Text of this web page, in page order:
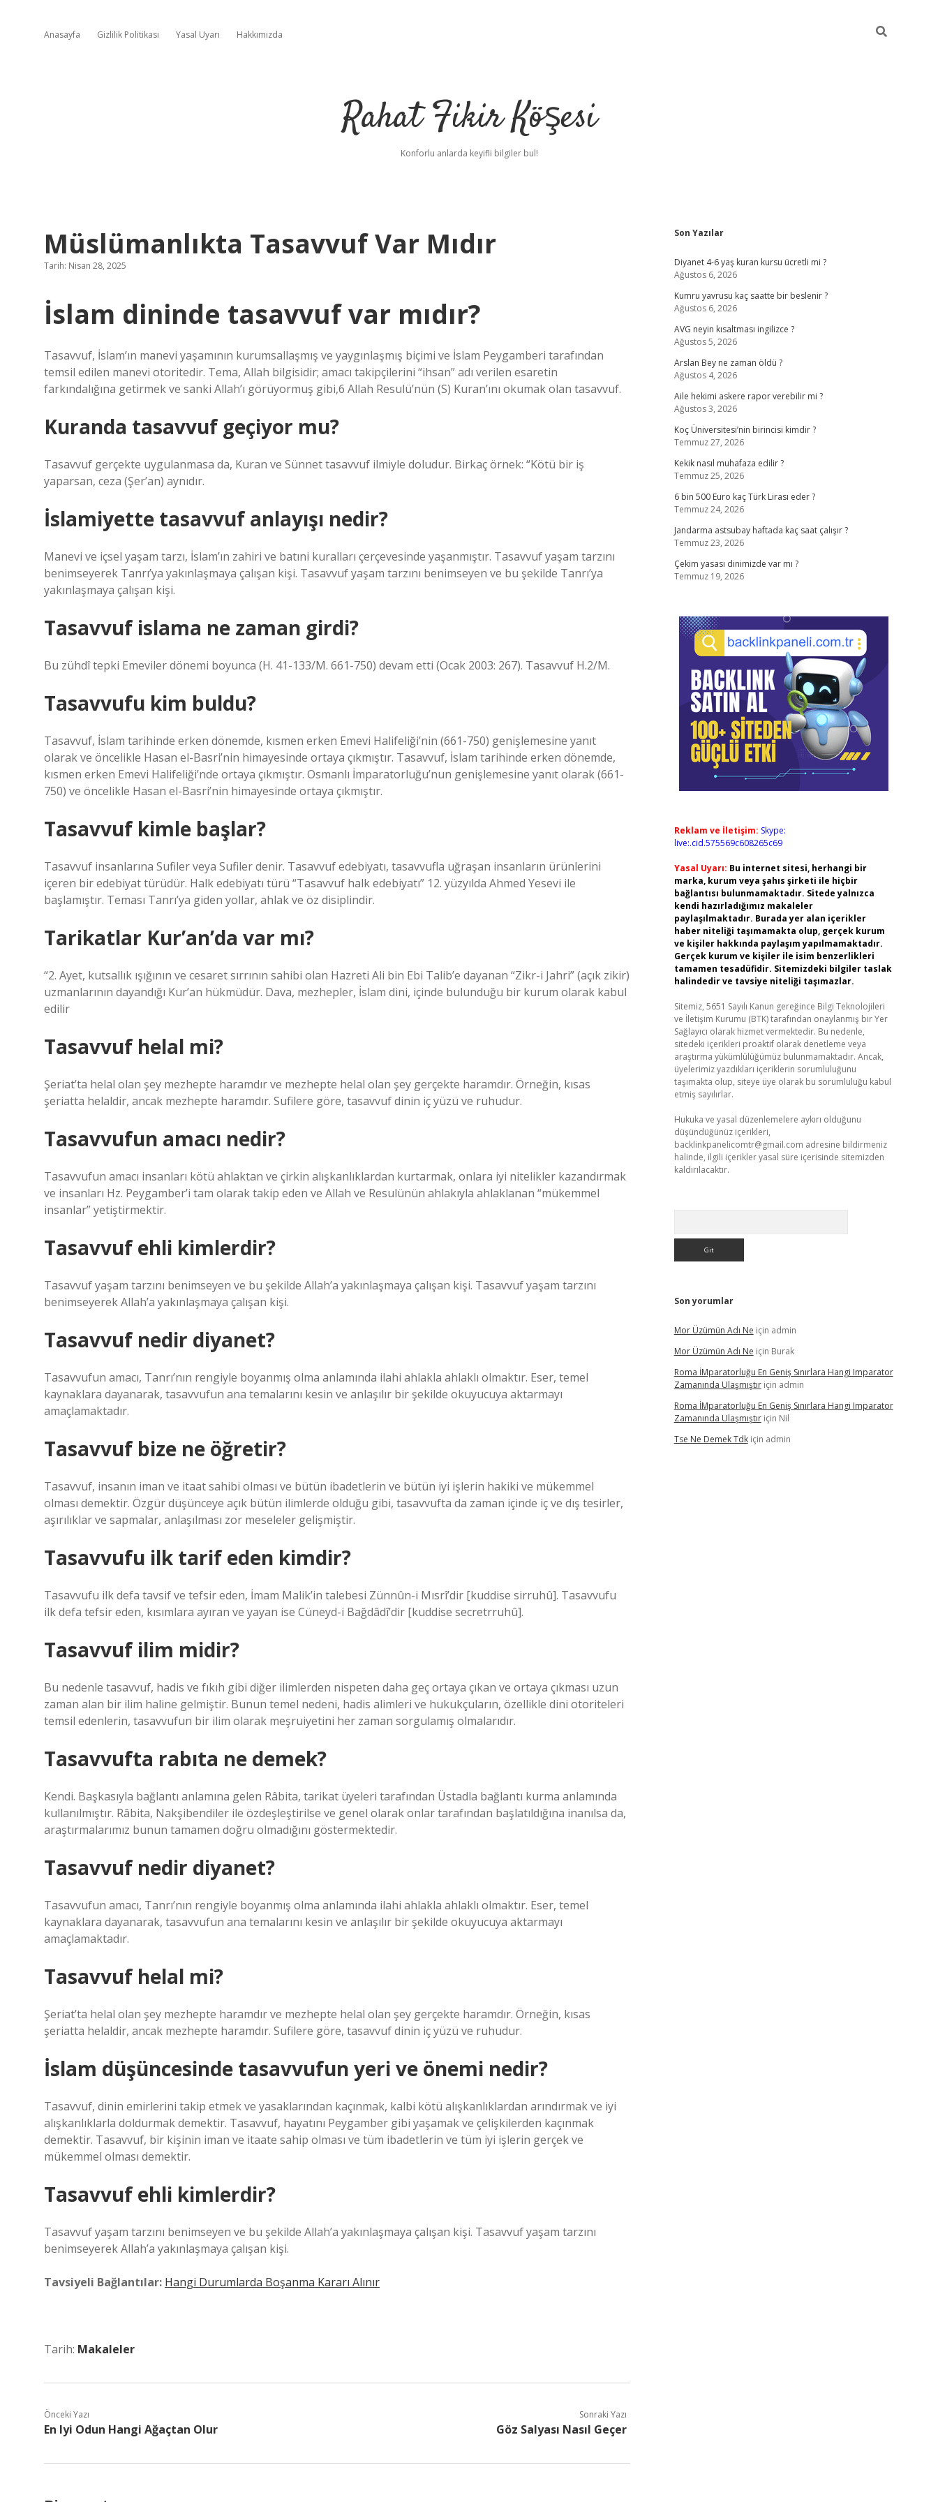
Anasayfa Gizlilik Politikası Yasal Uyarı Hakkımızda
Rahat Fikir Köşesi
Konforlu anlarda keyifli bilgiler bul!
Müslümanlıkta Tasavvuf Var Mıdır
Tarih: Nisan 28, 2025
İslam dininde tasavvuf var mıdır?
Tasavvuf, İslam’ın manevi yaşamının kurumsallaşmış ve yaygınlaşmış biçimi ve İslam Peygamberi tarafından
temsil edilen manevi otoritedir. Tema, Allah bilgisidir; amacı takipçilerini “ihsan” adı verilen esaretin
farkındalığına getirmek ve sanki Allah’ı görüyormuş gibi,6 Allah Resulü’nün (S) Kuran’ını okumak olan tasavvuf.
Kuranda tasavvuf geçiyor mu?
Tasavvuf gerçekte uygulanmasa da, Kuran ve Sünnet tasavvuf ilmiyle doludur. Birkaç örnek: “Kötü bir iş
yaparsan, ceza (Şer’an) aynıdır.
İslamiyette tasavvuf anlayışı nedir?
Manevi ve içsel yaşam tarzı, İslam’ın zahiri ve batıni kuralları çerçevesinde yaşanmıştır. Tasavvuf yaşam tarzını
benimseyerek Tanrı’ya yakınlaşmaya çalışan kişi. Tasavvuf yaşam tarzını benimseyen ve bu şekilde Tanrı’ya
yakınlaşmaya çalışan kişi.
Tasavvuf islama ne zaman girdi?
Bu zühdî tepki Emeviler dönemi boyunca (H. 41-133/M. 661-750) devam etti (Ocak 2003: 267). Tasavvuf H.2/M.
Tasavvufu kim buldu?
Tasavvuf, İslam tarihinde erken dönemde, kısmen erken Emevi Halifeliği’nin (661-750) genişlemesine yanıt
olarak ve öncelikle Hasan el-Basri’nin himayesinde ortaya çıkmıştır. Tasavvuf, İslam tarihinde erken dönemde,
kısmen erken Emevi Halifeliği’nde ortaya çıkmıştır. Osmanlı İmparatorluğu’nun genişlemesine yanıt olarak (661-
750) ve öncelikle Hasan el-Basri’nin himayesinde ortaya çıkmıştır.
Tasavvuf kimle başlar?
Tasavvuf insanlarına Sufiler veya Sufiler denir. Tasavvuf edebiyatı, tasavvufla uğraşan insanların ürünlerini
içeren bir edebiyat türüdür. Halk edebiyatı türü “Tasavvuf halk edebiyatı” 12. yüzyılda Ahmed Yesevi ile
başlamıştır. Teması Tanrı’ya giden yollar, ahlak ve öz disiplindir.
Tarikatlar Kur’an’da var mı?
“2. Ayet, kutsallık ışığının ve cesaret sırrının sahibi olan Hazreti Ali bin Ebi Talib’e dayanan “Zikr-i Jahri” (açık zikir)
uzmanlarının dayandığı Kur’an hükmüdür. Dava, mezhepler, İslam dini, içinde bulunduğu bir kurum olarak kabul
edilir
Tasavvuf helal mi?
Şeriat’ta helal olan şey mezhepte haramdır ve mezhepte helal olan şey gerçekte haramdır. Örneğin, kısas
şeriatta helaldir, ancak mezhepte haramdır. Sufilere göre, tasavvuf dinin iç yüzü ve ruhudur.
Tasavvufun amacı nedir?
Tasavvufun amacı insanları kötü ahlaktan ve çirkin alışkanlıklardan kurtarmak, onlara iyi nitelikler kazandırmak
ve insanları Hz. Peygamber’i tam olarak takip eden ve Allah ve Resulünün ahlakıyla ahlaklanan “mükemmel
insanlar” yetiştirmektir.
Tasavvuf ehli kimlerdir?
Tasavvuf yaşam tarzını benimseyen ve bu şekilde Allah’a yakınlaşmaya çalışan kişi. Tasavvuf yaşam tarzını
benimseyerek Allah’a yakınlaşmaya çalışan kişi.
Tasavvuf nedir diyanet?
Tasavvufun amacı, Tanrı’nın rengiyle boyanmış olma anlamında ilahi ahlakla ahlaklı olmaktır. Eser, temel
kaynaklara dayanarak, tasavvufun ana temalarını kesin ve anlaşılır bir şekilde okuyucuya aktarmayı
amaçlamaktadır.
Tasavvuf bize ne öğretir?
Tasavvuf, insanın iman ve itaat sahibi olması ve bütün ibadetlerin ve bütün iyi işlerin hakiki ve mükemmel
olması demektir. Özgür düşünceye açık bütün ilimlerde olduğu gibi, tasavvufta da zaman içinde iç ve dış tesirler,
aşırılıklar ve sapmalar, anlaşılması zor meseleler gelişmiştir.
Tasavvufu ilk tarif eden kimdir?
Tasavvufu ilk defa tavsif ve tefsir eden, İmam Malik’in talebesi Zünnûn-i Mısrî’dir [kuddise sirruhû]. Tasavvufu
ilk defa tefsir eden, kısımlara ayıran ve yayan ise Cüneyd-i Bağdâdî’dir [kuddise secretrruhû].
Tasavvuf ilim midir?
Bu nedenle tasavvuf, hadis ve fıkıh gibi diğer ilimlerden nispeten daha geç ortaya çıkan ve ortaya çıkması uzun
zaman alan bir ilim haline gelmiştir. Bunun temel nedeni, hadis alimleri ve hukukçuların, özellikle dini otoriteleri
temsil edenlerin, tasavvufun bir ilim olarak meşruiyetini her zaman sorgulamış olmalarıdır.
Tasavvufta rabıta ne demek?
Kendi. Başkasıyla bağlantı anlamına gelen Râbita, tarikat üyeleri tarafından Üstadla bağlantı kurma anlamında
kullanılmıştır. Râbita, Nakşibendiler ile özdeşleştirilse ve genel olarak onlar tarafından başlatıldığına inanılsa da,
araştırmalarımız bunun tamamen doğru olmadığını göstermektedir.
Tasavvuf nedir diyanet?
Tasavvufun amacı, Tanrı’nın rengiyle boyanmış olma anlamında ilahi ahlakla ahlaklı olmaktır. Eser, temel
kaynaklara dayanarak, tasavvufun ana temalarını kesin ve anlaşılır bir şekilde okuyucuya aktarmayı
amaçlamaktadır.
Tasavvuf helal mi?
Şeriat’ta helal olan şey mezhepte haramdır ve mezhepte helal olan şey gerçekte haramdır. Örneğin, kısas
şeriatta helaldir, ancak mezhepte haramdır. Sufilere göre, tasavvuf dinin iç yüzü ve ruhudur.
İslam düşüncesinde tasavvufun yeri ve önemi nedir?
Tasavvuf, dinin emirlerini takip etmek ve yasaklarından kaçınmak, kalbi kötü alışkanlıklardan arındırmak ve iyi
alışkanlıklarla doldurmak demektir. Tasavvuf, hayatını Peygamber gibi yaşamak ve çelişkilerden kaçınmak
demektir. Tasavvuf, bir kişinin iman ve itaate sahip olması ve tüm ibadetlerin ve tüm iyi işlerin gerçek ve
mükemmel olması demektir.
Tasavvuf ehli kimlerdir?
Tasavvuf yaşam tarzını benimseyen ve bu şekilde Allah’a yakınlaşmaya çalışan kişi. Tasavvuf yaşam tarzını
benimseyerek Allah’a yakınlaşmaya çalışan kişi.
Tavsiyeli Bağlantılar: Hangi Durumlarda Boşanma Kararı Alınır
Tarih: Makaleler
Önceki Yazı
En Iyi Odun Hangi Ağaçtan Olur
Sonraki Yazı
Göz Salyası Nasıl Geçer
Sidebar
Son Yazılar
Diyanet 4-6 yaş kuran kursu ücretli mi ?
Ağustos 6, 2026
Kumru yavrusu kaç saatte bir beslenir ?
Ağustos 6, 2026
AVG neyin kısaltması ingilizce ?
Ağustos 5, 2026
Arslan Bey ne zaman öldü ?
Ağustos 4, 2026
Aile hekimi askere rapor verebilir mi ?
Ağustos 3, 2026
Koç Üniversitesi’nin birincisi kimdir ?
Temmuz 27, 2026
Kekik nasıl muhafaza edilir ?
Temmuz 25, 2026
6 bin 500 Euro kaç Türk Lirası eder ?
Temmuz 24, 2026
Jandarma astsubay haftada kaç saat çalışır ?
Temmuz 23, 2026
Çekim yasası dinimizde var mı ?
Temmuz 19, 2026
Reklam ve İletişim: Skype:
live:.cid.575569c608265c69
Yasal Uyarı: Bu internet sitesi, herhangi bir
marka, kurum veya şahıs şirketi ile hiçbir
bağlantısı bulunmamaktadır. Sitede yalnızca
kendi hazırladığımız makaleler
paylaşılmaktadır. Burada yer alan içerikler
haber niteliği taşımamakta olup, gerçek kurum
ve kişiler hakkında paylaşım yapılmamaktadır.
Gerçek kurum ve kişiler ile isim benzerlikleri
tamamen tesadüfidir. Sitemizdeki bilgiler taslak
halindedir ve tavsiye niteliği taşımazlar.
Sitemiz, 5651 Sayılı Kanun gereğince Bilgi Teknolojileri
ve İletişim Kurumu (BTK) tarafından onaylanmış bir Yer
Sağlayıcı olarak hizmet vermektedir. Bu nedenle,
sitedeki içerikleri proaktif olarak denetleme veya
araştırma yükümlülüğümüz bulunmamaktadır. Ancak,
üyelerimiz yazdıkları içeriklerin sorumluluğunu
taşımakta olup, siteye üye olarak bu sorumluluğu kabul
etmiş sayılırlar.
Hukuka ve yasal düzenlemelere aykırı olduğunu
düşündüğünüz içerikleri,
backlinkpanelicomtr@gmail.com adresine bildirmeniz
halinde, ilgili içerikler yasal süre içerisinde sitemizden
kaldırılacaktır.
Son yorumlar
Mor Üzümün Adı Ne için admin
Mor Üzümün Adı Ne için Burak
Roma İMparatorluğu En Geniş Sınırlara Hangi Imparator
Zamanında Ulaşmıştıriçin admin
Roma İMparatorluğu En Geniş Sınırlara Hangi Imparator
Zamanında Ulaşmıştıriçin Nil
Tse Ne Demek Tdkiçin admin
ilbet yeni giriş